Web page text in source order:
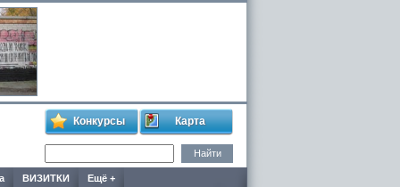
Конкурсы Карта
ВИЗИТКИ Ещё +